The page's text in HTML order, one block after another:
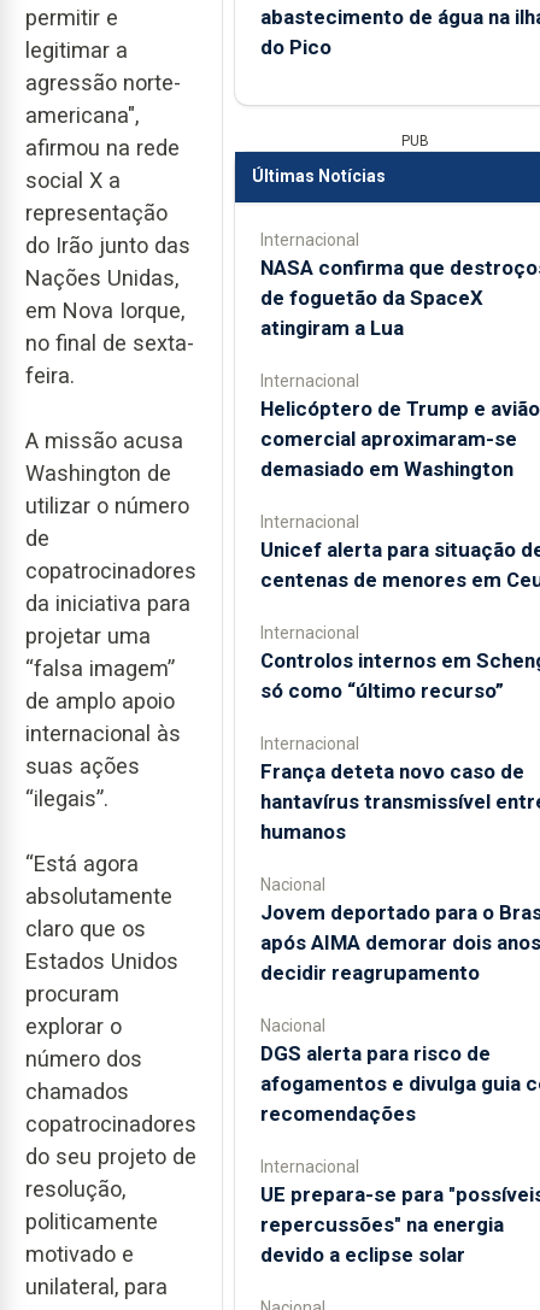
permitir e
legitimar a
agressão norte-
americana",
afirmou na rede
social X a
representação
do Irão junto das
Nações Unidas,
em Nova Iorque,
no final de sexta-
feira.
A missão acusa
Washington de
utilizar o número
de
copatrocinadores
da iniciativa para
projetar uma
“falsa imagem”
de amplo apoio
internacional às
suas ações
“ilegais”.
“Está agora
absolutamente
claro que os
Estados Unidos
procuram
explorar o
número dos
chamados
copatrocinadores
do seu projeto de
resolução,
politicamente
motivado e
unilateral, para
abastecimento de água na
do Pico
PUB
Últimas Notícias
Internacional
NASA confirma que
de foguetão da SpaceX
atingiram a Lua
Internacional
Helicóptero de Trump e avião
comercial aproximaram-se
demasiado em Washington
Internacional
Unicef alerta para situação
centenas de menores em
Internacional
Controlos internos em
só como “último recurso”
Internacional
França deteta novo caso de
hantavírus transmissível
humanos
Nacional
Jovem deportado para o
após AIMA demorar dois
decidir reagrupamento
Nacional
DGS alerta para risco de
afogamentos e divulga guia
recomendações
Internacional
UE prepara-se para
repercussões" na energia
devido a eclipse solar